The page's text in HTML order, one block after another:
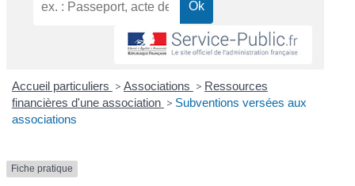
Accueil particuliers > Associations > Ressources
financières d'une association > Subventions versées aux
associations
Fiche pratique